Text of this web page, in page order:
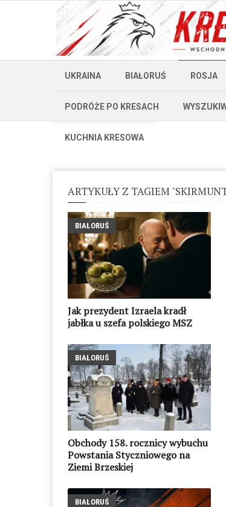
UKRAINA BIAŁORUŚ ROSJA
PODRÓŻE PO KRESACH
KUCHNIA KRESOWA
ARTYKUŁY Z TAGIEM
BIAŁORUŚ
Jak prezydent Izraela kradł
jabłka u szefa polskiego MSZ
BIAŁORUŚ
Obchody 158. rocznicy wybuchu
Powstania Styczniowego na
Ziemi Brzeskiej
BIAŁORUŚ